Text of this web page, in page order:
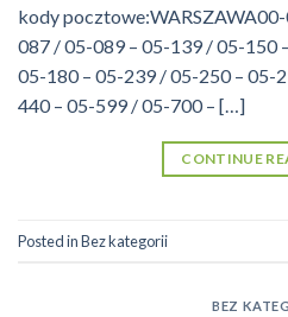
kody
087 / 05-089 – 05-139 / 05-150
05-180 – 05-239 / 05-250 – 05-
440 – 05-599 / 05-700 – […]
CONTINUE
Posted inBez kategorii
BEZ